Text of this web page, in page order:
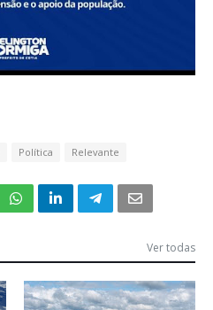
Política Relevante
Ver todas